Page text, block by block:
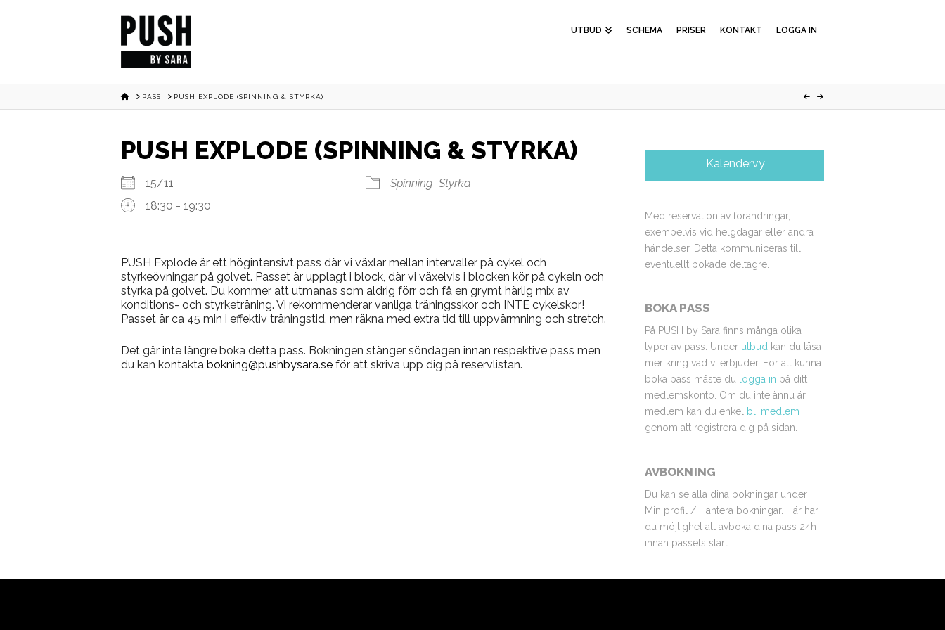
UTBUD SCHEMA PRISER KONTAKT LOGGA IN
HOMEPASS PUSH EXPLODE (SPINNING & STYRKA)
PUSH EXPLODE (SPINNING & STYRKA)
15/11
18:30 - 19:30
Spinning Styrka
PUSH Explode är ett högintensivt pass där vi växlar mellan intervaller på cykel och
styrkeövningar på golvet. Passet är upplagt i block, där vi växelvis i blocken kör på cykeln och
styrka på golvet. Du kommer att utmanas som aldrig förr och få en grymt härlig mix av
konditions- och styrketräning. Vi rekommenderar vanliga träningsskor och INTE cykelskor!
Passet är ca 45 min i effektiv träningstid, men räkna med extra tid till uppvärmning och stretch.
Det går inte längre boka detta pass. Bokningen stänger söndagen innan respektive pass men
du kan kontakta bokning@pushbysara.se för att skriva upp dig på reservlistan.
Kalendervy
Med reservation av förändringar,
exempelvis vid helgdagar eller andra
händelser. Detta kommuniceras till
eventuellt bokade deltagre.
BOKA PASS
På PUSH by Sara finns många olika
typer av pass. Under utbudkan du läsa
mer kring vad vi erbjuder. För att kunna
boka pass måste du logga in på ditt
medlemskonto. Om du inte ännu är
medlem kan du enkel bli medlem
genom att registrera dig på sidan.
AVBOKNING
Du kan se alla dina bokningar under
Min profil / Hantera bokningar. Här har
du möjlighet att avboka dina pass 24h
innan passets start.